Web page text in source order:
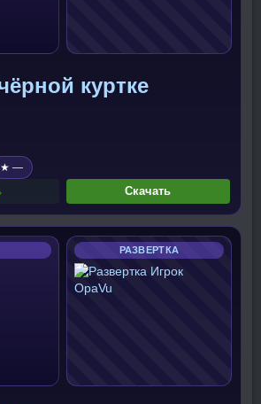
куртке
★ —
Скачать
РАЗВЕРТКА